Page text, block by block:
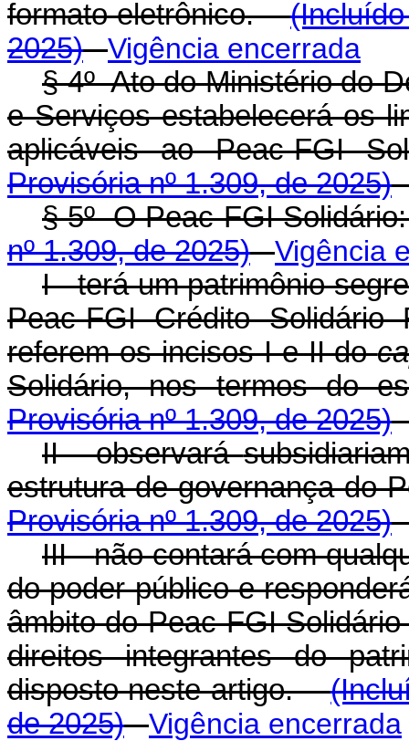
formato eletrônico.
2025)
Vigência encerrada
§ 4º Ato do Ministério do
e Serviços estabelecerá os
aplicáveis ao Peac-
Provisória nº 1.309, de 2025)
§ 5º O Peac-FGI
nº 1.309, de 2025)
Vigência
I - terá um patrimônio
Peac-FGI Crédito
referem os incisos I e II do
Solidário, nos termos
Provisória nº 1.309, de 2025)
II - observará
estrutura de governança do
Provisória nº 1.309, de 2025)
III -não contará com
do poder público e
âmbito do Peac-FGI
direitos integrantes do
disposto neste artigo.
de 2025)
Vigência encerrada